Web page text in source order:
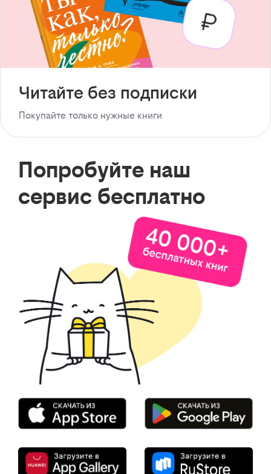
Читайте без подписки
Покупайте только нужные книги
Попробуйте наш
сервис бесплатно